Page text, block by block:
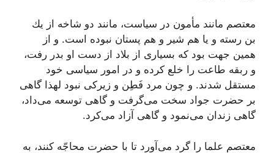
معتصم مانند مأمون در سیاست، مانند دو شاخه از یك
بن رسته و یا هم شیر و هم پستان نبوده است. و از
همین جهت بود كه بسیارى از بلاد از دست او بدر رفت،
و ربقه طاعت را خلع كرده و در امور سیاسى خود
مستقل شدند. و چون مرد فَطِن و زیركى نبود لهذا گاهى
بر حضرت جواد سخت مى‌گرفت و گاهى توسعه مى‌داد،
گاهى زندان مى‌نمود و گاهى آزاد مى‌كرد.
معتصم علما را گرد مى‌آورد تا با حضرت محاجّه كنند، به